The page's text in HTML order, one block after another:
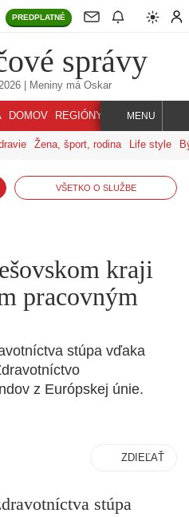
PREDPLATNÉ
správy
| Meniny má Oskar
DOMOV REGIÓNY INDEX SVET
MENU
Žena, šport, rodina Life style
VŠETKO O SLUŽBE
kraji
pracovným
stúpa vďaka
z Európskej únie.
ZDIEĽAŤ
stúpa